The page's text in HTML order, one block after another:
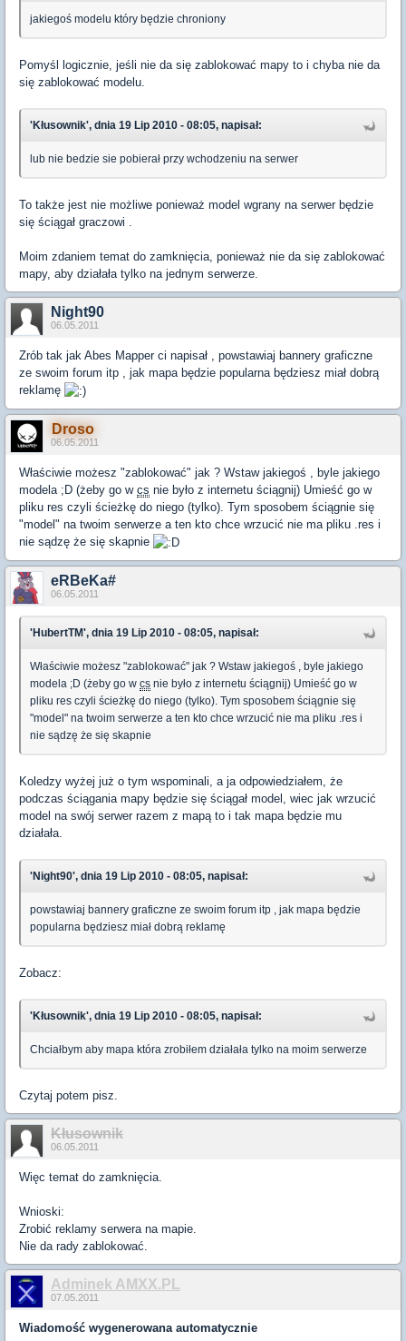
jakiegoś modelu który będzie chroniony
Pomyśl logicznie, jeśli nie da się zablokować mapy to i chyba nie da
się zablokować modelu.
'Kłusownik', dnia 19 Lip 2010 - 08:05, napisał:
lub nie bedzie sie pobierał przy wchodzeniu na serwer
To także jest nie możliwe ponieważ model wgrany na serwer będzie
się ściągał graczowi .
Moim zdaniem temat do zamknięcia, ponieważ nie da się zablokować
mapy, aby działała tylko na jednym serwerze.
Night90
06.05.2011
Zrób tak jak Abes Mapper ci napisał , powstawiaj bannery graficzne
ze swoim forum itp , jak mapa będzie popularna będziesz miał dobrą
reklamę
Droso
06.05.2011
Właściwie możesz "zablokować" jak ? Wstaw jakiegoś , byle jakiego
modela ;D (żeby go w cs nie było z internetu ściągnij) Umieść go w
pliku res czyli ścieżkę do niego (tylko). Tym sposobem ściągnie się
"model" na twoim serwerze a ten kto chce wrzucić nie ma pliku .res i
nie sądzę że się skapnie
eRBeKa#
06.05.2011
'HubertTM', dnia 19 Lip 2010 - 08:05, napisał:
Właściwie możesz "zablokować" jak ? Wstaw jakiegoś , byle jakiego
modela ;D (żeby go w cs nie było z internetu ściągnij) Umieść go w
pliku res czyli ścieżkę do niego (tylko). Tym sposobem ściągnie się
"model" na twoim serwerze a ten kto chce wrzucić nie ma pliku .res i
nie sądzę że się skapnie
Koledzy wyżej już o tym wspominali, a ja odpowiedziałem, że
podczas ściągania mapy będzie się ściągał model, wiec jak wrzucić
model na swój serwer razem z mapą to i tak mapa będzie mu
działała.
'Night90', dnia 19 Lip 2010 - 08:05, napisał:
powstawiaj bannery graficzne ze swoim forum itp , jak mapa będzie
popularna będziesz miał dobrą reklamę
Zobacz:
'Kłusownik', dnia 19 Lip 2010 - 08:05, napisał:
Chciałbym aby mapa która zrobiłem działała tylko na moim serwerze
Czytaj potem pisz.
Kłusownik
06.05.2011
Więc temat do zamknięcia.
Wnioski:
Zrobić reklamy serwera na mapie.
Nie da rady zablokować.
Adminek AMXX.PL
07.05.2011
Wiadomość wygenerowana automatycznie